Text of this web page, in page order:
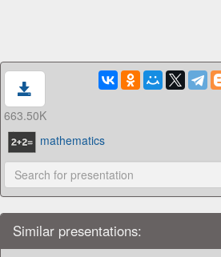
663.50K
mathematics
Similar presentations: